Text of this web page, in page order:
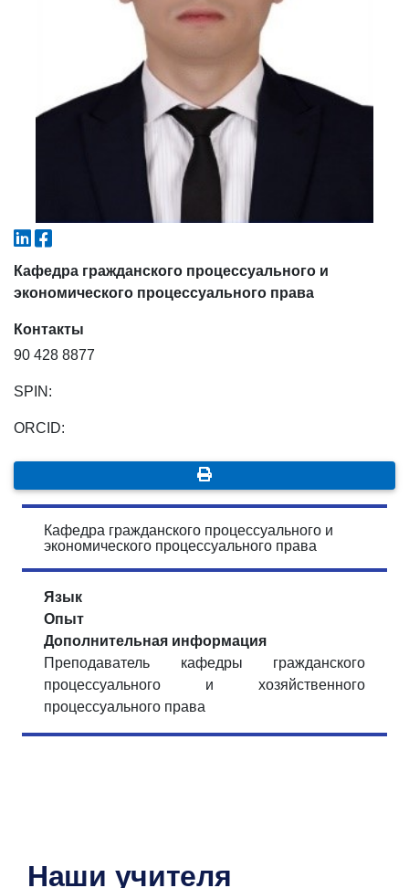
Кафедра гражданского процессуального и
экономического процессуального права
Контакты
90 428 8877
SPIN:
ORCID:
Кафедра гражданского процессуального и
экономического процессуального права
Язык
Опыт
Дополнительная информация
Преподаватель кафедры гражданского
процессуального и хозяйственного
процессуального права
Наши учителя
6. Онлайн-заявки (15) 7. Колл-центр (4)
✉️ Написать администратору